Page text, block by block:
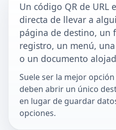
Un código QR de URL
directa de llevar a
página de destino, un
registro, un menú,
o un documento
Suele ser la mejor
deben abrir un único
en lugar de guardar
opciones.